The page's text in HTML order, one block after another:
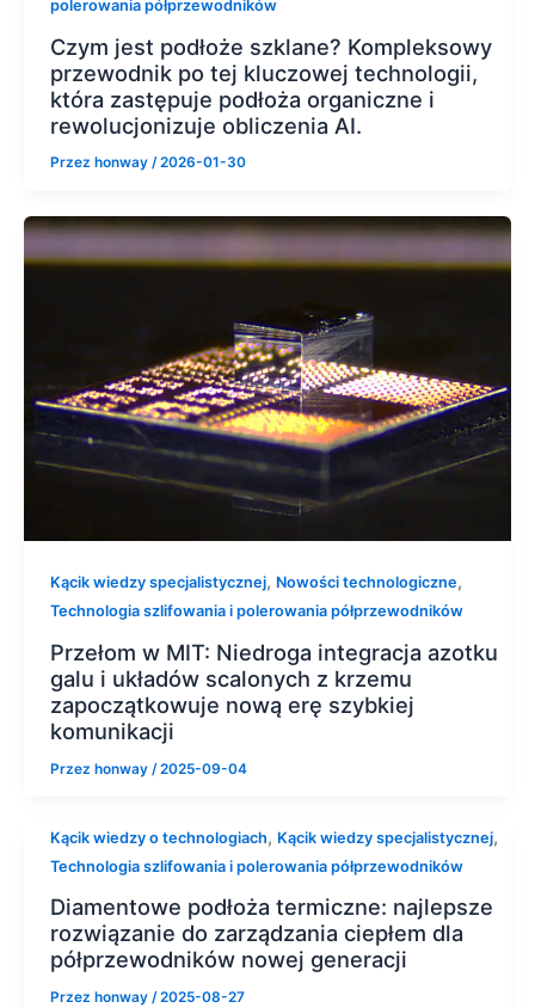
polerowania półprzewodników
Czym jest podłoże szklane? Kompleksowy
przewodnik po tej kluczowej technologii,
która zastępuje podłoża organiczne i
rewolucjonizuje obliczenia AI.
Przez honway /2026-01-30
Kącik wiedzy specjalistycznej, Nowości technologiczne,
Technologia szlifowania i polerowania półprzewodników
Przełom w MIT: Niedroga integracja azotku
galu i układów scalonych z krzemu
zapoczątkowuje nową erę szybkiej
komunikacji
Przez honway /2025-09-04
Kącik wiedzy o technologiach, Kącik wiedzy specjalistycznej,
Technologia szlifowania i polerowania półprzewodników
Diamentowe podłoża termiczne: najlepsze
rozwiązanie do zarządzania ciepłem dla
półprzewodników nowej generacji
Przez honway /2025-08-27